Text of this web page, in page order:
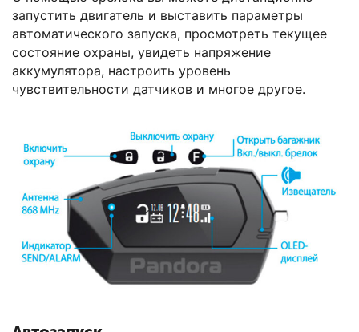
запустить двигатель и выставить параметры
автоматического запуска, просмотреть текущее
состояние охраны, увидеть напряжение
аккумулятора, настроить уровень
чувствительности датчиков и многое другое.